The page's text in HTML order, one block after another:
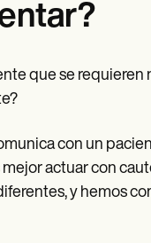
que se
con un
actuar con
y hemos